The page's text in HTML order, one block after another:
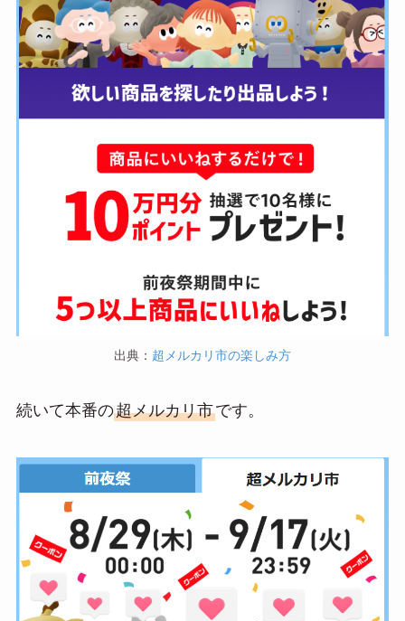
出典： 超メルカリ市の楽しみ方
続いて本番の超メルカリ市です。